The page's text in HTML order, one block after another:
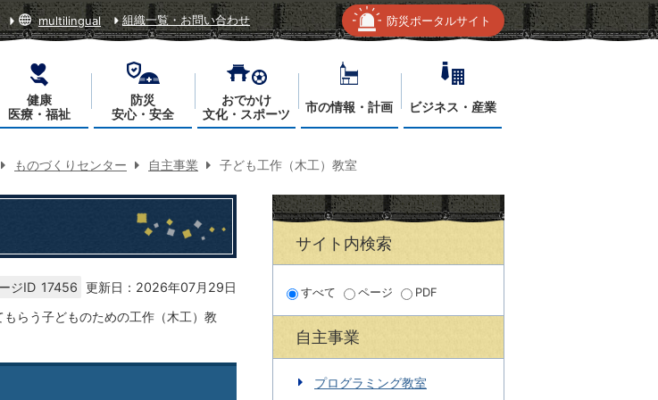
multilingual 組織一覧・お問い合わせ 防災ポータルサイト
健康
医療・福祉
防災
安心・安全
おでかけ
文化・スポーツ
市の情報・計画 ビジネス・産業
ものづくりセンター 自主事業 子ども工作（木工）教室
ジID 17456 更新日：2026年07月29日
らう子どものための工作（木工）教
サイト内検索
すべて ページ PDF
自主事業
プログラミング教室